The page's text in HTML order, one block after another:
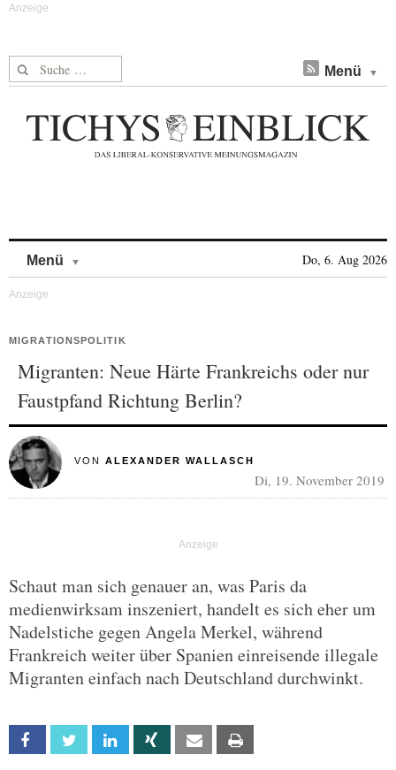
Suche nach: Menü
Menü Do, 6. Aug 2026
MIGRATIONSPOLITIK
Migranten: Neue Härte Frankreichs oder nur
Faustpfand Richtung Berlin?
VON ALEXANDER WALLASCH
Di, 19. November 2019
Schaut man sich genauer an, was Paris da
medienwirksam inszeniert, handelt es sich eher um
Nadelstiche gegen Angela Merkel, während
Frankreich weiter über Spanien einreisende illegale
Migranten einfach nach Deutschland durchwinkt.
Facebook Twitter Linkedin Xing Email